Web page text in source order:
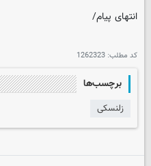
انتهای پیام/
کد مطلب: 1262323
برچسب‌ها
زلنسکی